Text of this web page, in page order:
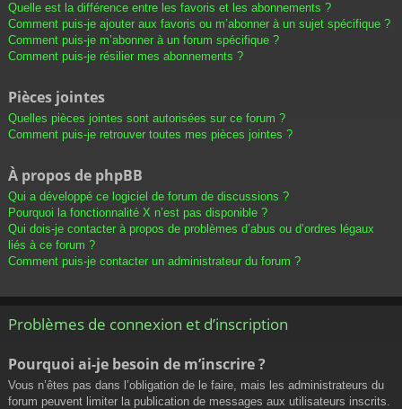
Quelle est la différence entre les favoris et les abonnements ?
Comment puis-je ajouter aux favoris ou m’abonner à un sujet spécifique ?
Comment puis-je m’abonner à un forum spécifique ?
Comment puis-je résilier mes abonnements ?
Pièces jointes
Quelles pièces jointes sont autorisées sur ce forum ?
Comment puis-je retrouver toutes mes pièces jointes ?
À propos de phpBB
Qui a développé ce logiciel de forum de discussions ?
Pourquoi la fonctionnalité X n’est pas disponible ?
Qui dois-je contacter à propos de problèmes d’abus ou d’ordres légaux
liés à ce forum ?
Comment puis-je contacter un administrateur du forum ?
Problèmes de connexion et d’inscription
Pourquoi ai-je besoin de m’inscrire ?
Vous n’êtes pas dans l’obligation de le faire, mais les administrateurs du
forum peuvent limiter la publication de messages aux utilisateurs inscrits.